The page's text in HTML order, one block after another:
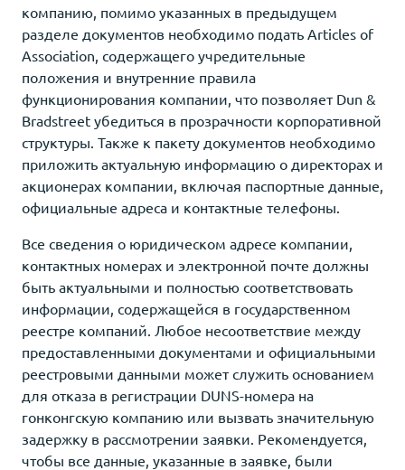
компанию, помимо указанных в предыдущем
разделе документов необходимо подать Articles of
Association, содержащего учредительные
положения и внутренние правила
функционирования компании, что позволяет Dun &
Bradstreet убедиться в прозрачности корпоративной
структуры. Также к пакету документов необходимо
приложить актуальную информацию о директорах и
акционерах компании, включая паспортные данные,
официальные адреса и контактные телефоны.
Все сведения о юридическом адресе компании,
контактных номерах и электронной почте должны
быть актуальными и полностью соответствовать
информации, содержащейся в государственном
реестре компаний. Любое несоответствие между
предоставленными документами и официальными
реестровыми данными может служить основанием
для отказа в регистрации DUNS-номера на
гонконгскую компанию или вызвать значительную
задержку в рассмотрении заявки. Рекомендуется,
чтобы все данные, указанные в заявке, были